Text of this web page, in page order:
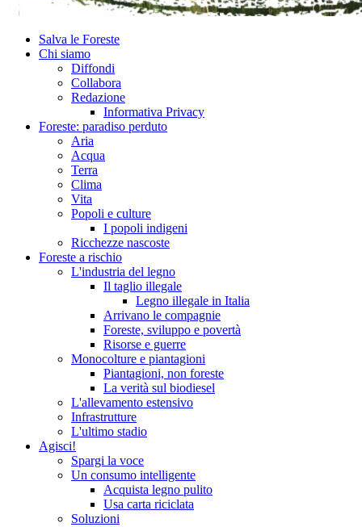
Salva le Foreste
Chi siamo
Diffondi
Collabora
Redazione
Informativa Privacy
Foreste: paradiso perduto
Aria
Acqua
Terra
Clima
Vita
Popoli e culture
I popoli indigeni
Ricchezze nascoste
Foreste a rischio
L'industria del legno
Il taglio illegale
Legno illegale in Italia
Arrivano le compagnie
Foreste, sviluppo e povertà
Risorse e guerre
Monocolture e piantagioni
Piantagioni, non foreste
La verità sul biodiesel
L'allevamento estensivo
Infrastrutture
L'ultimo stadio
Agisci!
Spargi la voce
Un consumo intelligente
Acquista legno pulito
Usa carta riciclata
Soluzioni